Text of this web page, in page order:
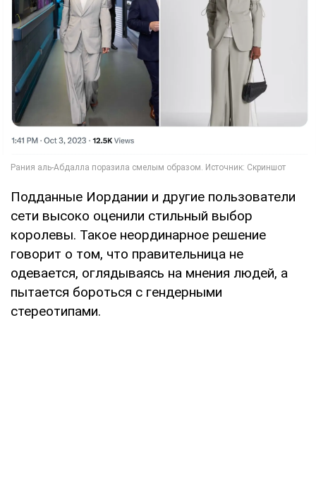
Подданные Иордании и другие пользователи
сети высоко оценили стильный выбор
королевы. Такое неординарное решение
говорит о том, что правительница не
одевается, оглядываясь на мнения людей, а
пытается бороться с гендерными
стереотипами.